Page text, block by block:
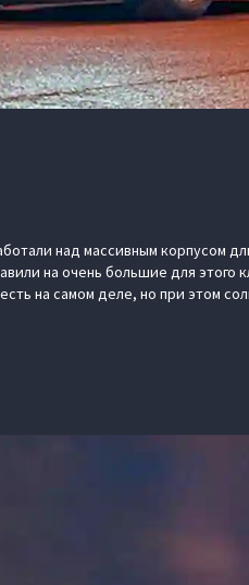
над массивным корпусом
на очень большие для этого
на самом деле, но при этом